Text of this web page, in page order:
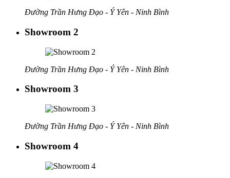
Đường Trần Hưng Đạo - Ý Yên - Ninh Bình
Showroom 2
Đường Trần Hưng Đạo - Ý Yên - Ninh Bình
Showroom 3
Đường Trần Hưng Đạo - Ý Yên - Ninh Bình
Showroom 4